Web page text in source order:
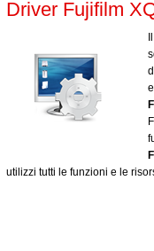
Driver Fujifilm
utilizzi tutti le funzioni e le